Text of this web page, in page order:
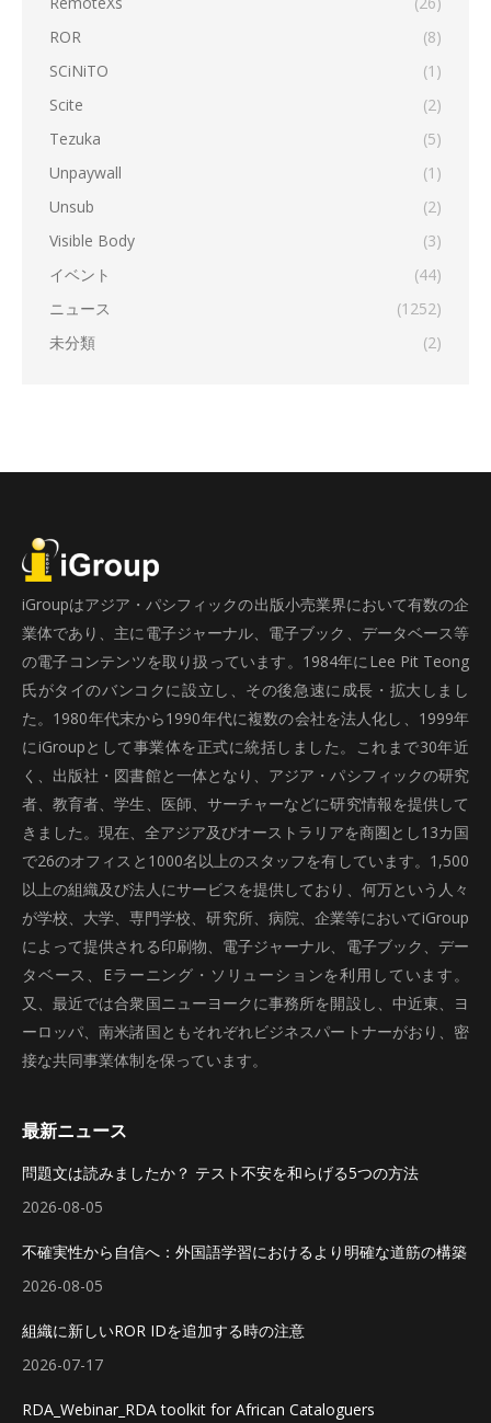
ROR
(8)
SCiNiTO
(1)
Scite
(2)
Tezuka
(5)
Unpaywall
(1)
Unsub
(2)
Visible Body
(3)
イベント
(44)
ニュース
(1252)
未分類
(2)
iGroupはアジア・パシフィックの出版小売業界において有数の企
業体であり、主に電子ジャーナル、電子ブック、データベース等
の電子コンテンツを取り扱っています。1984年にLee Pit Teong
氏がタイのバンコクに設立し、その後急速に成長・拡大しまし
た。1980年代末から1990年代に複数の会社を法人化し、1999年
にiGroupとして事業体を正式に統括しました。これまで30年近
く、出版社・図書館と一体となり、アジア・パシフィックの研究
者、教育者、学生、医師、サーチャーなどに研究情報を提供して
きました。現在、全アジア及びオーストラリアを商圏とし13カ国
で26のオフィスと1000名以上のスタッフを有しています。1,500
以上の組織及び法人にサービスを提供しており、何万という人々
が学校、大学、専門学校、研究所、病院、企業等においてiGroup
によって提供される印刷物、電子ジャーナル、電子ブック、デー
タベース、Eラーニング・ソリューションを利用しています。
又、最近では合衆国ニューヨークに事務所を開設し、中近東、ヨ
ーロッパ、南米諸国ともそれぞれビジネスパートナーがおり、密
接な共同事業体制を保っています。
最新ニュース
問題文は読みましたか？ テスト不安を和らげる5つの方法
2026-08-05
不確実性から自信へ：外国語学習におけるより明確な道筋の構築
2026-08-05
組織に新しいROR IDを追加する時の注意
2026-07-17
RDA_Webinar_RDA toolkit for African Cataloguers